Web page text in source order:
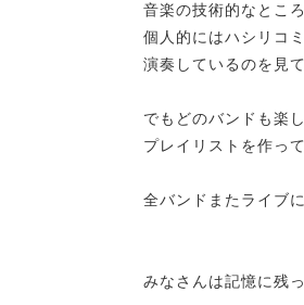
音楽の技術的なとこ
個人的にはハシリコ
演奏しているのを見
でもどのバンドも楽
プレイリストを作っ
全バンドまたライブ
みなさんは記憶に残